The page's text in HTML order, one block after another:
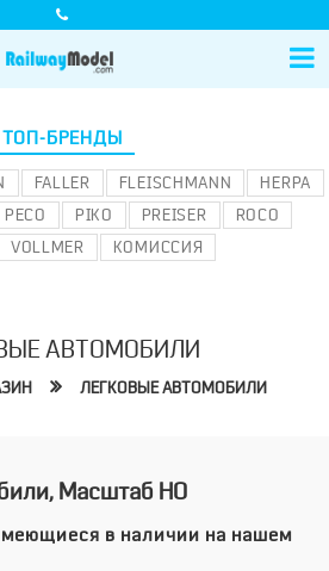
ТОП-БРЕНДЫ
FALLER FLEISCHMANN
HERPA
PECO PIKO PREISER
ROCO
VOLLMER КОМИССИЯ
АВТОМОБИЛИ
ЛЕГКОВЫЕ АВТОМОБИЛИ
Масштаб HO
в наличии на нашем